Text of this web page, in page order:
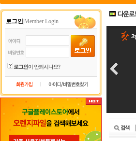
로그인 |Member Login
로그인이 안되시나요?